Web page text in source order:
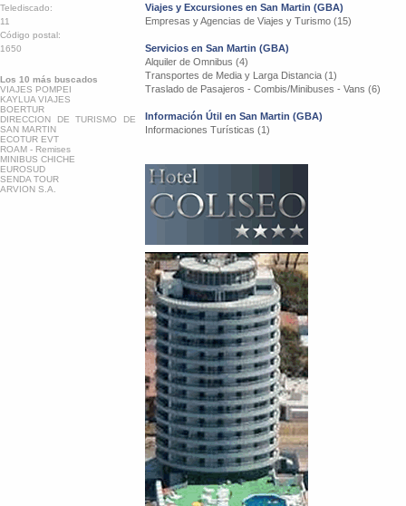
Telediscado:
11
Código postal:
1650
Los 10 más buscados
VIAJES POMPEI
KAYLUA VIAJES
BOERTUR
DIRECCION DE TURISMO DE
SAN MARTIN
ECOTUR EVT
ROAM - Remises
MINIBUS CHICHE
EUROSUD
SENDA TOUR
ARVION S.A.
Viajes y Excursiones en San Martin (GBA)
Empresas y Agencias de Viajes y Turismo (15)
Servicios en San Martin (GBA)
Alquiler de Omnibus (4)
Transportes de Media y Larga Distancia (1)
Traslado de Pasajeros - Combis/Minibuses - Vans (6)
Información Útil en San Martin (GBA)
Informaciones Turísticas (1)